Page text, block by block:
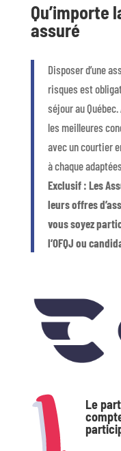
Qu’importe
assuré
Disposer d’une
risques est
séjour au
les meilleures
avec un courtier
à chaque
Exclusif : Les
leurs offres
vous soyez
l’OFQJ ou
Le